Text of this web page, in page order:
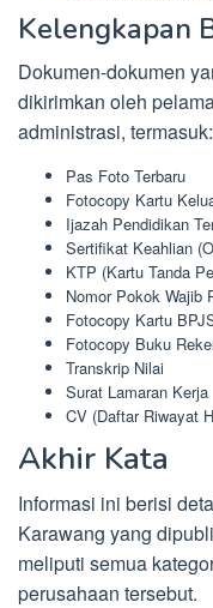
Kelengkapan
Dokumen-dokumen
dikirimkan oleh
administrasi, termasuk:
Pas Foto Terbaru
Fotocopy Kartu
Ijazah Pendidikan
Sertifikat Keahlian
KTP (Kartu Tanda
Nomor Pokok Wajib
Fotocopy Kartu
Fotocopy Buku
Transkrip Nilai
Surat Lamaran Kerja
CV (Daftar Riwayat
Akhir Kata
Informasi ini berisi
Karawang yang
meliputi semua
perusahaan tersebut.